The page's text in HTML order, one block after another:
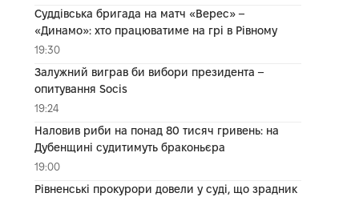
Суддівська бригада на матч «Верес» –
«Динамо»: хто працюватиме на грі в Рівному
19:30
Залужний виграв би вибори президента –
опитування Socis
19:24
Наловив риби на понад 80 тисяч гривень: на
Дубенщині судитимуть браконьєра
19:00
Рівненські прокурори довели у суді, що зрадник